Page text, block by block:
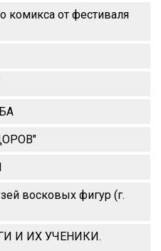
комикса от фестиваля
восковых фигур (г.
И ИХ УЧЕНИКИ.